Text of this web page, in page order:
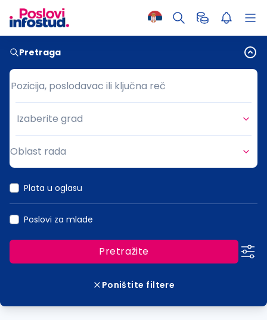
Pretraga
Pozicija, poslodavac ili ključna reč
Pozicija, poslodavac ili ključna reč
Grad
Izaberite grad
Oblast rada
Plata u oglasu
Poslovi za mlade
Pretražite
Poništite filtere